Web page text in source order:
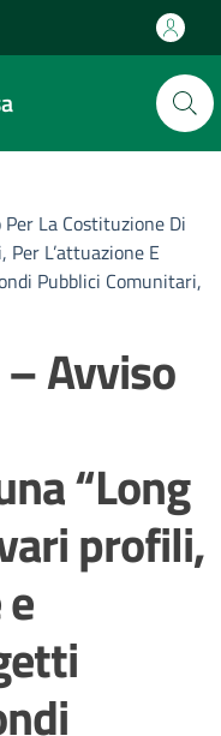
La Costituzione Di
Per L’attuazione E
Pubblici Comunitari,
– Avviso
“Long
profili,